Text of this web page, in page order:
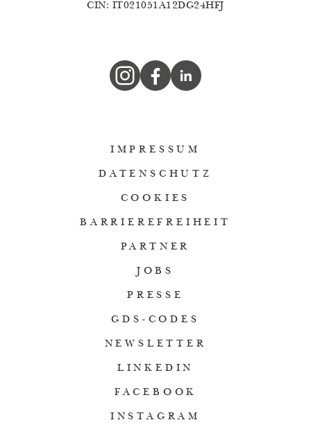
CIN: IT021051A12DG24HFJ
IMPRESSUM
DATENSCHUTZ
COOKIES
BARRIEREFREIHEIT
PARTNER
JOBS
PRESSE
GDS-CODES
NEWSLETTER
LINKEDIN
FACEBOOK
INSTAGRAM